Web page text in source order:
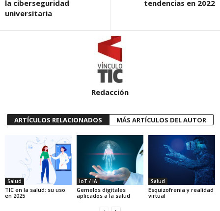
la ciberseguridad
universitaria
tendencias en 2022
Redacción
ARTÍCULOS RELACIONADOS MÁS ARTÍCULOS DEL AUTOR
Salud
TIC en la salud: su uso
en 2025
IoT / IA
Gemelos digitales
aplicados a la salud
Salud
Esquizofrenia y realidad
virtual